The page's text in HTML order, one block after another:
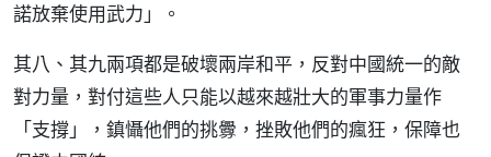
諾放棄使用武力」。
其八、其九兩項都是破壞兩岸和平，反對中國統一的敵
對力量，對付這些人只能以越來越壯大的軍事力量作
「支撐」，鎮懾他們的挑釁，挫敗他們的瘋狂，保障也